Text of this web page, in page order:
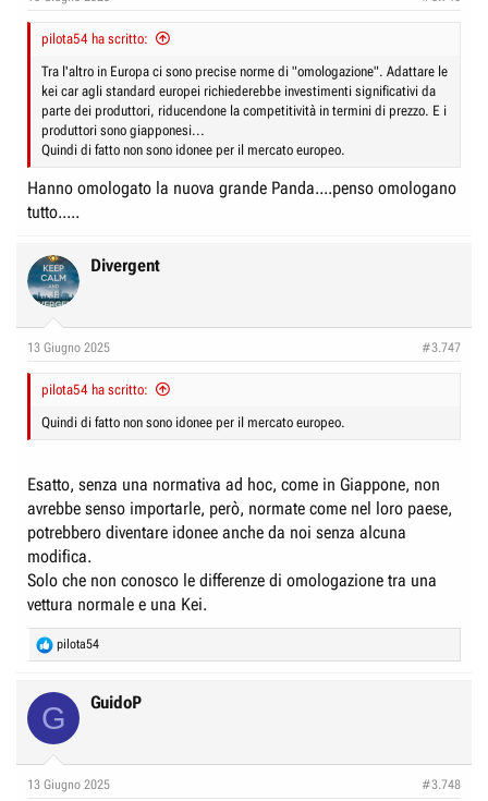
pilota54 ha scritto:
Tra l'altro in Europa ci sono precise norme di "omologazione". Adattare le
kei car agli standard europei richiederebbe investimenti significativi da
parte dei produttori, riducendone la competitività in termini di prezzo. E i
produttori sono giapponesi...
Quindi di fatto non sono idonee per il mercato europeo.
Hanno omologato la nuova grande Panda....penso omologano
tutto.....
Divergent
13 Giugno 2025 #3.747
pilota54 ha scritto:
Quindi di fatto non sono idonee per il mercato europeo.
Esatto, senza una normativa ad hoc, come in Giappone, non
avrebbe senso importarle, però, normate come nel loro paese,
potrebbero diventare idonee anche da noi senza alcuna
modifica.
Solo che non conosco le differenze di omologazione tra una
vettura normale e una Kei.
R
e
t
s
pilota54
G GuidoP
13 Giugno 2025 #3.748